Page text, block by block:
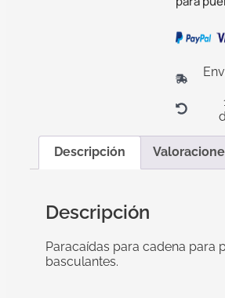
Descripción
Descripción
Paracaídas para cadena para
basculantes.